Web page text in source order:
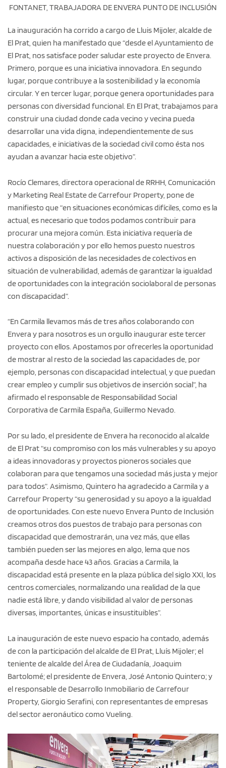
FONTANET, TRABAJADORA DE ENVERA PUNTO DE INCLUSIÓN
La inauguración ha corrido a cargo de Lluis Mijoler, alcalde de
El Prat, quien ha manifestado que “desde el Ayuntamiento de
El Prat, nos satisface poder saludar este proyecto de Envera.
Primero, porque es una iniciativa innovadora. En segundo
lugar, porque contribuye a la sostenibilidad y la economía
circular. Y en tercer lugar, porque genera oportunidades para
personas con diversidad funcional. En El Prat, trabajamos para
construir una ciudad donde cada vecino y vecina pueda
desarrollar una vida digna, independientemente de sus
capacidades, e iniciativas de la sociedad civil como ésta nos
ayudan a avanzar hacia este objetivo”.
Rocío Clemares, directora operacional de RRHH, Comunicación
y Marketing Real Estate de Carrefour Property, pone de
manifiesto que “en situaciones económicas difíciles, como es la
actual, es necesario que todos podamos contribuir para
procurar una mejora común. Esta iniciativa requería de
nuestra colaboración y por ello hemos puesto nuestros
activos a disposición de las necesidades de colectivos en
situación de vulnerabilidad, además de garantizar la igualdad
de oportunidades con la integración sociolaboral de personas
con discapacidad”.
“En Carmila llevamos más de tres años colaborando con
Envera y para nosotros es un orgullo inaugurar este tercer
proyecto con ellos. Apostamos por ofrecerles la oportunidad
de mostrar al resto de la sociedad las capacidades de, por
ejemplo, personas con discapacidad intelectual, y que puedan
crear empleo y cumplir sus objetivos de inserción social”, ha
afirmado el responsable de Responsabilidad Social
Corporativa de Carmila España, Guillermo Nevado.
Por su lado, el presidente de Envera ha reconocido al alcalde
de El Prat “su compromiso con los más vulnerables y su apoyo
a ideas innovadoras y proyectos pioneros sociales que
colaboran para que tengamos una sociedad más justa y mejor
para todos”. Asimismo, Quintero ha agradecido a Carmila y a
Carrefour Property “su generosidad y su apoyo a la igualdad
de oportunidades. Con este nuevo Envera Punto de Inclusión
creamos otros dos puestos de trabajo para personas con
discapacidad que demostrarán, una vez más, que ellas
también pueden ser las mejores en algo, lema que nos
acompaña desde hace 43 años. Gracias a Carmila, la
discapacidad está presente en la plaza pública del siglo XXI, los
centros comerciales, normalizando una realidad de la que
nadie está libre, y dando visibilidad al valor de personas
diversas, importantes, únicas e insustituibles”.
La inauguración de este nuevo espacio ha contado, además
de con la participación del alcalde de El Prat, Lluís Mijoler; el
teniente de alcalde del Área de Ciudadanía, Joaquim
Bartolomé; el presidente de Envera, José Antonio Quintero; y
el responsable de Desarrollo Inmobiliario de Carrefour
Property, Giorgio Serafini, con representantes de empresas
del sector aeronáutico como Vueling.